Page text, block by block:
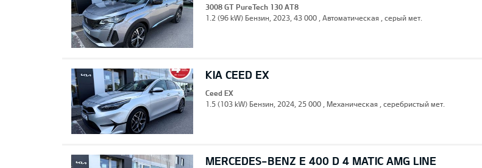
3008 GT PureTech 130 AT8
1.2 (96 kW) Бензин, 2023, 43 000 , Автоматическая , серый мет.
KIA CEED EX
Ceed EX
1.5 (103 kW) Бензин, 2024, 25 000 , Механическая , серебристый мет.
MERCEDES-BENZ E 400 D 4 MATIC AMG LINE